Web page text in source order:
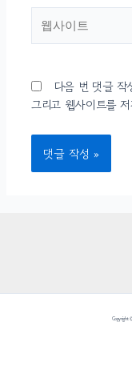
다음 번 댓글 작
그리고 웹사이트를
Copyright